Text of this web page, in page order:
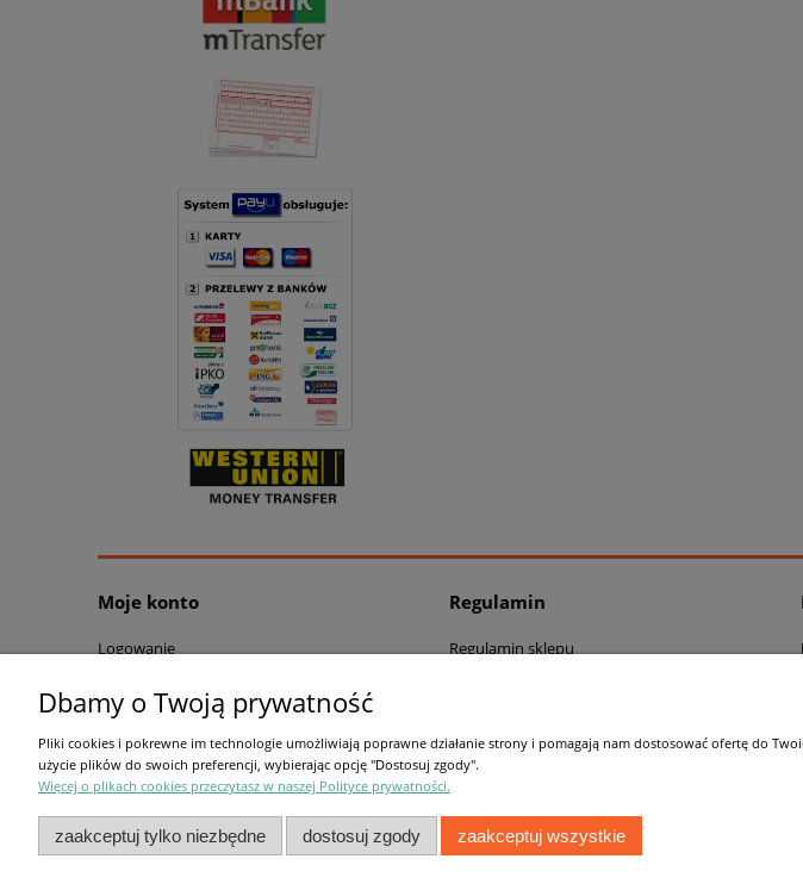
Moje konto
Logowanie
Przechowalnia
Ustawienia konta
Regulamin
Regulamin sklepu
Dbamy o Twoją prywatność
Pliki cookies i pokrewne im technologie umożliwiają poprawne działanie strony i pomagają nam dostosować ofertę do
użycie plików do swoich preferencji, wybierając opcję "Dostosuj zgody".
Więcej o plikach cookies przeczytasz w naszej Polityce prywatności.
zaakceptuj tylko niezbędne dostosuj zgody zaakceptuj wszystkie